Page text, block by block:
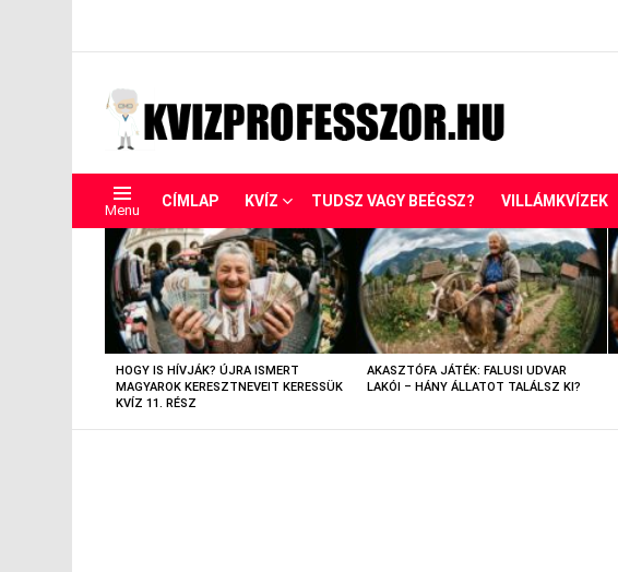
Menu CÍMLAP KVÍZ TUDSZ VAGY BEÉGSZ? VILLÁMKVÍZEK
LEGUTÓBBIAK
HOGY IS HÍVJÁK? ÚJRA ISMERT
MAGYAROK KERESZTNEVEIT KERESSÜK
KVÍZ 11. RÉSZ
AKASZTÓFA JÁTÉK: FALUSI UDVAR
LAKÓI – HÁNY ÁLLATOT TALÁLSZ KI?